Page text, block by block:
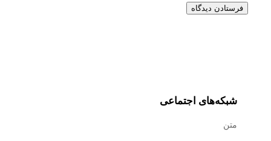
شبکه‌های اجتماعی
متن